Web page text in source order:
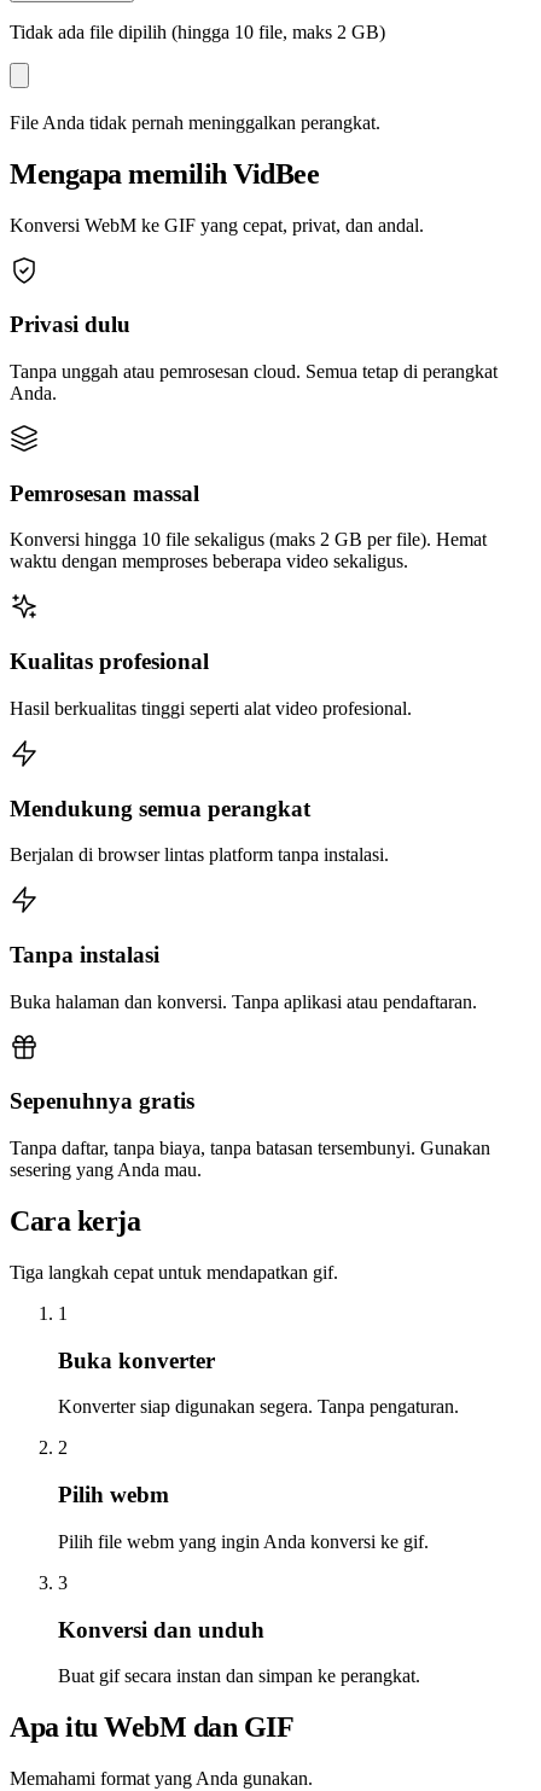
Tidak ada file dipilih (hingga 10 file, maks 2 GB)
File Anda tidak pernah meninggalkan perangkat.
Mengapa memilih VidBee
Konversi WebM ke GIF yang cepat, privat, dan andal.
Privasi dulu
Tanpa unggah atau pemrosesan cloud. Semua tetap di perangkat
Anda.
Pemrosesan massal
Konversi hingga 10 file sekaligus (maks 2 GB per file). Hemat
waktu dengan memproses beberapa video sekaligus.
Kualitas profesional
Hasil berkualitas tinggi seperti alat video profesional.
Mendukung semua perangkat
Berjalan di browser lintas platform tanpa instalasi.
Tanpa instalasi
Buka halaman dan konversi. Tanpa aplikasi atau pendaftaran.
Sepenuhnya gratis
Tanpa daftar, tanpa biaya, tanpa batasan tersembunyi. Gunakan
sesering yang Anda mau.
Cara kerja
Tiga langkah cepat untuk mendapatkan gif.
1
Buka konverter
Konverter siap digunakan segera. Tanpa pengaturan.
2
Pilih webm
Pilih file webm yang ingin Anda konversi ke gif.
3
Konversi dan unduh
Buat gif secara instan dan simpan ke perangkat.
Apa itu WebM dan GIF
Memahami format yang Anda gunakan.